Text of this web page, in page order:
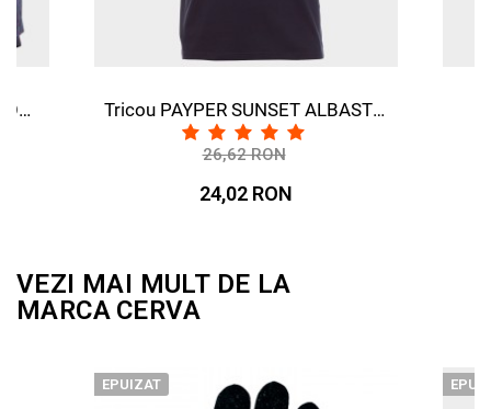
Pantaloni scurți de lucru KASTOR (EMERTON) Tricou PAYPER SUNSET ALBASTRU MARIN
26,62 RON
24,02 RON
VEZI MAI MULT DE LA
MARCA CERVA
EPUIZAT